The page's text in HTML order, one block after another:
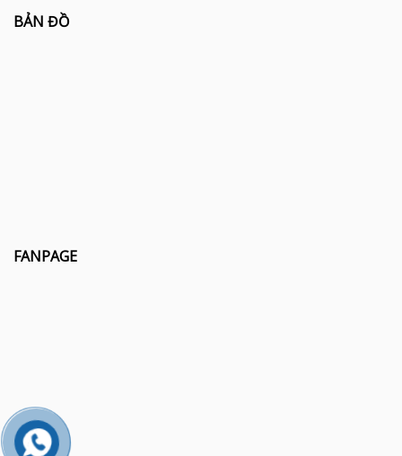
BẢN ĐỒ
FANPAGE